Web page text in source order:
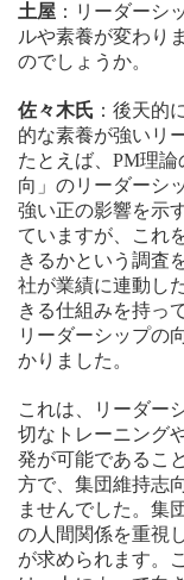
土屋 ：リーダーシ
ルや素養が変わり
のでしょうか。
佐々木氏 ：後天的
的な素養が強いリ
たとえば、PM理
向」のリーダーシ
強い正の影響を示
ていますが、これ
きるかという調査
社が業績に連動し
きる仕組みを持っ
リーダーシップの
かりました。
これは、リーダー
切なトレーニング
発が可能であるこ
方で、集団維持志
ませんでした。集
の人間関係を重視
が求められます。